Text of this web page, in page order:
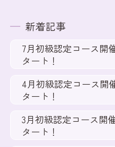
新着記事
7月初級認定コース開
タート！
4月初級認定コース開
タート！
3月初級認定コース開
タート！